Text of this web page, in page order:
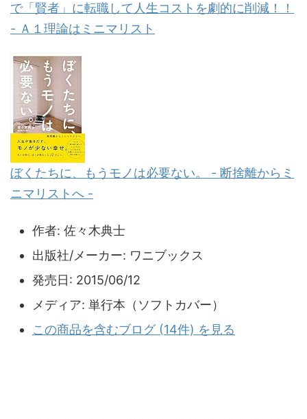
で「賢者」に転職して人生コストを劇的に削減！！
- Ａ１理論はミニマリスト
ぼくたちに、もうモノは必要ない。 - 断捨離からミ
ニマリストへ -
作者: 佐々木典士
出版社/メーカー: ワニブックス
発売日: 2015/06/12
メディア: 単行本（ソフトカバー）
この商品を含むブログ (14件) を見る